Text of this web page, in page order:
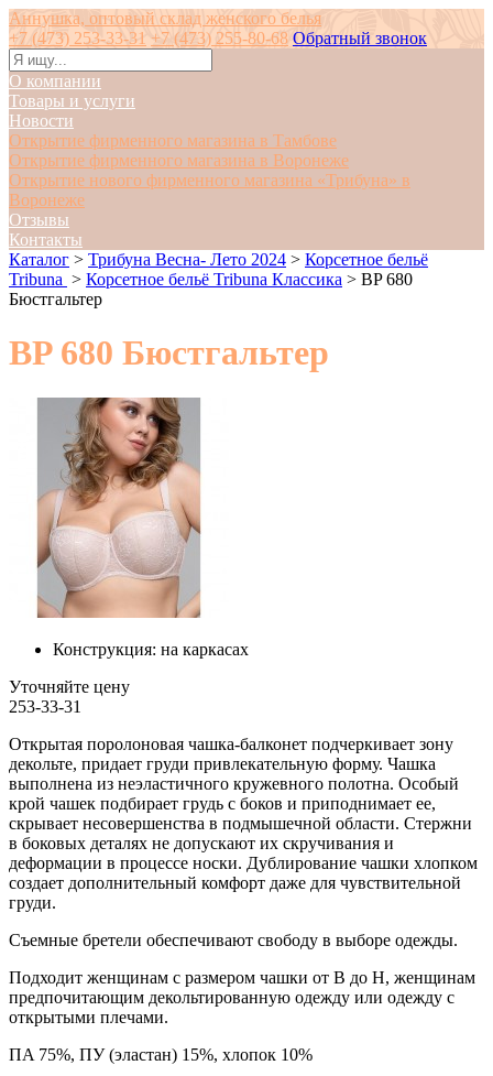
Аннушка, оптовый склад женского белья
+7 (473) 253-33-31 +7 (473) 255-80-68 Обратный звонок
О компании
Товары и услуги
Новости
Открытие фирменного магазина в Тамбове
Открытие фирменного магазина в Воронеже
Открытие нового фирменного магазина «Трибуна» в
Воронеже
Отзывы
Контакты
Каталог > Трибуна Весна- Лето 2024 > Корсетное бельё
Tribuna > Корсетное бельё Tribuna Классика > BP 680
Бюстгальтер
BP 680 Бюстгальтер
Конструкция: на каркасах
Уточняйте цену
253-33-31
Открытая поролоновая чашка-балконет подчеркивает зону
декольте, придает груди привлекательную форму. Чашка
выполнена из неэластичного кружевного полотна. Особый
крой чашек подбирает грудь с боков и приподнимает ее,
скрывает несовершенства в подмышечной области. Стержни
в боковых деталях не допускают их скручивания и
деформации в процессе носки. Дублирование чашки хлопком
создает дополнительный комфорт даже для чувствительной
груди.
Съемные бретели обеспечивают свободу в выборе одежды.
Подходит женщинам с размером чашки от B до H, женщинам
предпочитающим декольтированную одежду или одежду с
открытыми плечами.
ПA 75%, ПУ (эластан) 15%, хлопок 10%